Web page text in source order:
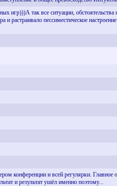
игр)))А так все ситуации,
и растраивало пессиместическое
конференции и всей регулярки.
и результат ушёл именно поэтому...